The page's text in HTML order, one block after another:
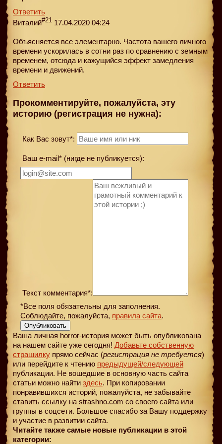
Ответить
Виталий#21 17.04.2020 04:24
Объясняется все элементарно. Частота вашего личного
времени ускорилась в сотни раз по сравнению с земным
временем, отсюда и кажущийся эффект замедления
времени и движений.
Ответить
Прокомментируйте, пожалуйста, эту
историю (регистрация не нужна):
Как Вас зовут*:
Ваш e-mail* (нигде не публикуется):
Текст комментария*:
*Все поля обязательны для заполнения.
Соблюдайте, пожалуйста, правила сайта.
Опубликовать
Ваша личная horror-история может быть опубликована
на нашем сайте уже сегодня! Добавьте собственную
страшилку прямо сейчас (регистрация не требуется)
или перейдите к чтению предыдущей/следующей
публикации. Не вошедшие в основную часть сайта
статьи можно найти здесь. При копировании
понравившихся историй, пожалуйста, не забывайте
ставить ссылку на strashno.com со своего сайта или
группы в соцсети. Большое спасибо за Вашу поддержку
и участие в развитии сайта.
Читайте также самые новые публикации в этой
категории: